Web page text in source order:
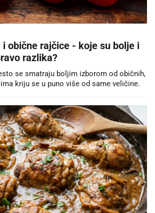
i obične rajčice - koje su bolje i
razlika?
se smatraju boljim izborom od običnih,
kriju se u puno više od same veličine.